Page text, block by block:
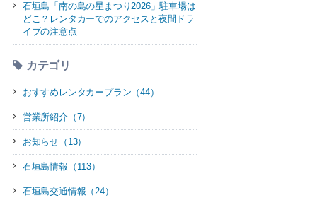
石垣島「南の島の星まつり2026」駐車場は
どこ？レンタカーでのアクセスと夜間ドラ
イブの注意点
カテゴリ
おすすめレンタカープラン（44）
営業所紹介（7）
お知らせ（13）
石垣島情報（113）
石垣島交通情報（24）